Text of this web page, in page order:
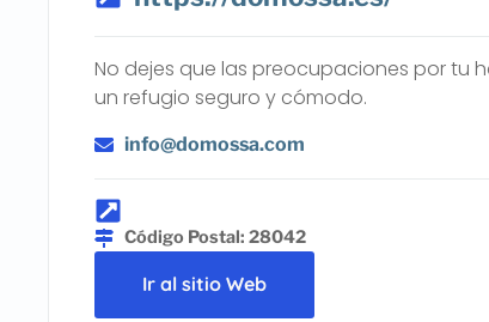
No dejes que las preocupaciones por tu
un refugio seguro y cómodo.
info@domossa.com
Código Postal: 28042
Ir al sitio Web